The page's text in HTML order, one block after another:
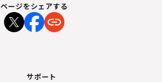
ページをシェアする
サポート